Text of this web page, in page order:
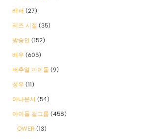
래퍼 (27)
리즈 시절 (35)
방송인 (152)
배우 (605)
버추얼 아이돌 (9)
성우 (11)
아나운서 (54)
아이돌 걸그룹 (458)
QWER (13)